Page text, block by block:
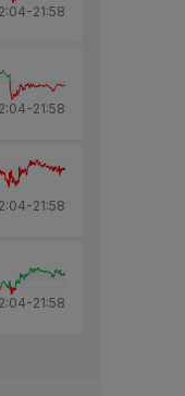
-21:58
-21:58
-21:58
-21:58